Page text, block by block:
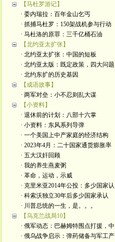
【马杜罗游记】
· 委内瑞拉：百年金山乞丐
· 抓捕马杜罗：150架战机参与行动
· 马杜洛的原罪：三千亿桶石油
【北约亚太扩张】
· 北约亚太扩张：中国的短板
· 北约亚太版：既定政策，四大问题
· 北约东扩的历史基因
【成语故事】
· 两军对垒：小不忍则乱大谋
【小资料】
· 退休前的计划：八部十六掌
· 小资料：东风系列导弹
· 一个美国上中产家庭的经济结构
· 2023年4月：二十国家通货膨胀率
· 五大汉奸回顾
· 我的养生燕麦粥
· 革命，运动，示威
· 克里米亚2014年公投：多少国家认
· 科索沃独立30年后多少国家承认
· 川普总统的一生，是。。。
【乌克兰战局10】
· 俄军动态：巴赫姆特围点打援，中
· 俄乌战争启示：弹药储备与军工产